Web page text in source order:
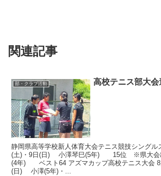
関連記事
部・クラブ活動 高校テニス部大会
静岡県高等学校新人体育大会テニス競技シングル
(土)・9日(日) 小澤琴巳(5年) 15位 ※県大会
(4年) ベスト64 アズマカップ高校テニス大会 8
(日) 小澤(5年)・...